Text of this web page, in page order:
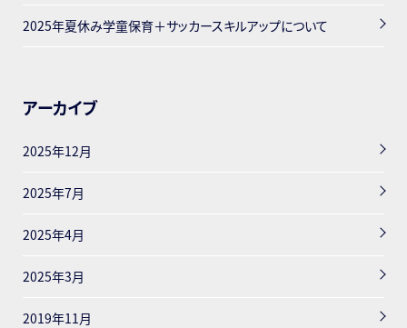
2025年夏休み学童保育＋サッカースキルアップについて
アーカイブ
2025年12月
2025年7月
2025年4月
2025年3月
2019年11月